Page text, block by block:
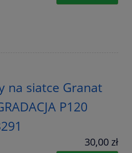
na siatce Granat
P120
30,00 zł